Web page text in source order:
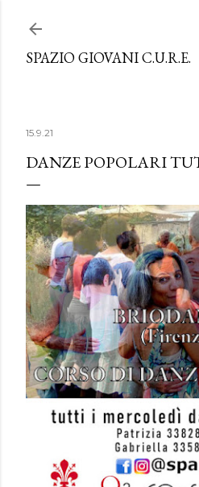
SPAZIO GIOVANI C.U.R.E.
15.9.21
DANZE POPOLARI